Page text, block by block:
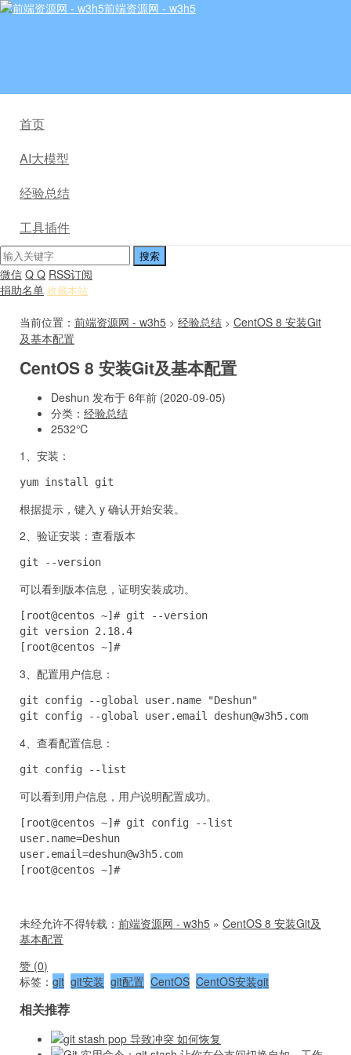
前端资源网 - w3h5
首页
AI大模型
经验总结
工具插件
微信 Q Q RSS订阅
捐助名单 收藏本站
当前位置： 前端资源网 - w3h5 > 经验总结 > CentOS 8 安装Git
及基本配置
CentOS 8 安装Git及基本配置
Deshun 发布于 6年前 (2020-09-05)
分类： 经验总结
2532℃
1、安装：
yum install git
根据提示，键入 y 确认开始安装。
2、验证安装：查看版本
git --version
可以看到版本信息，证明安装成功。
[root@centos ~]# git --version
git version 2.18.4
[root@centos ~]#
3、配置用户信息：
git config --global user.name "Deshun"
git config --global user.email deshun@w3h5.com
4、查看配置信息：
git config --list
可以看到用户信息，用户说明配置成功。
[root@centos ~]# git config --list
user.email=deshun@w3h5.com
[root@centos ~]#
未经允许不得转载： 前端资源网 - w3h5 » CentOS 8 安装Git及
基本配置
赞 (0)
标签： git git安装 git配置 CentOS CentOS安装git
相关推荐
git stash pop 导致冲突 如何恢复